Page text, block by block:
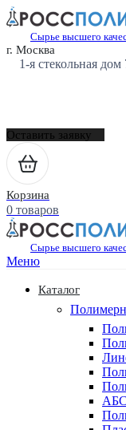
Сырье высшего
г. Москва
1-я стекольная
Оставить заявку
Корзина
0 товаров
Сырье высшего
Меню
Каталог